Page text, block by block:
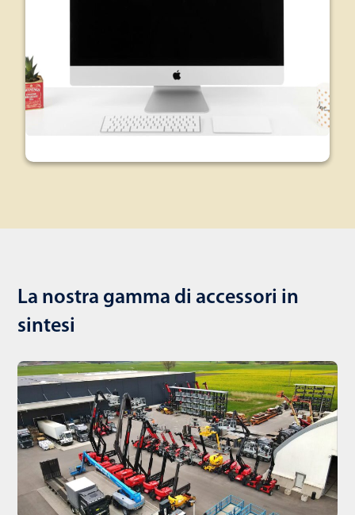
La nostra gamma di accessori in
sintesi